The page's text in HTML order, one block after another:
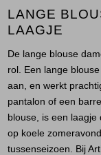
LANGE
LAAGJE
De lange blouse
rol. Een lange
aan, en werkt
pantalon of een
blouse, is een
op koele
tussenseizoen. Bij